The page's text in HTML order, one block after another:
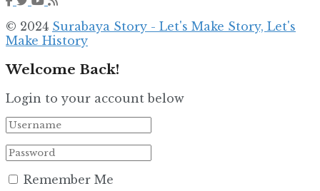
© 2024 Surabaya Story - Let's Make Story, Let's
Make History
Welcome Back!
Login to your account below
Remember Me